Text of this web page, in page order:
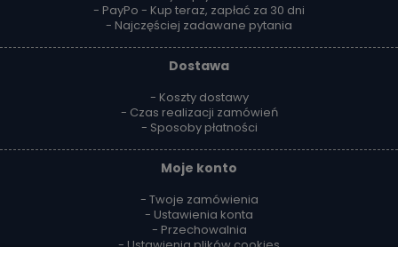
- PayPo - Kup teraz, zapłać za 30 dni
- Najczęściej zadawane pytania
Dostawa
- Koszty dostawy
- Czas realizacji zamówień
- Sposoby płatności
Moje konto
- Twoje zamówienia
- Ustawienia konta
- Przechowalnia
- Ustawienia plików cookies